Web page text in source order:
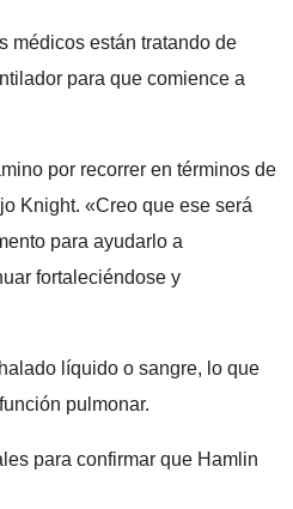
médicos están tratando de
para que comience a
por recorrer en términos de
Knight. «Creo que ese será
para ayudarlo a
fortaleciéndose y
líquido o sangre, lo que
pulmonar.
para confirmar que Hamlin